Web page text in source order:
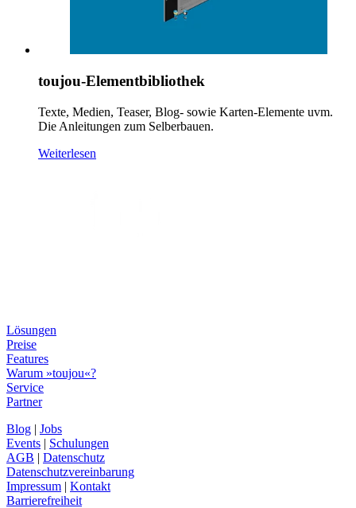
toujou-Elementbibliothek
Texte, Medien, Teaser, Blog- sowie Karten-Elemente uvm.
Die Anleitungen zum Selberbauen.
Weiterlesen
Lösungen
Preise
Features
Warum »toujou«?
Service
Partner
Blog | Jobs
Events | Schulungen
AGB | Datenschutz
Datenschutzvereinbarung
Impressum | Kontakt
Barrierefreiheit